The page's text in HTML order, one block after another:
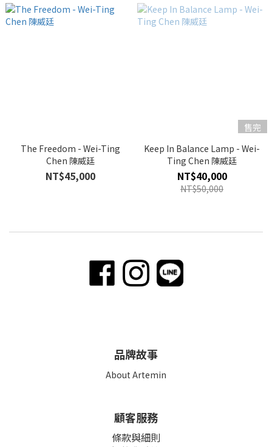
The Freedom - Wei-Ting
Chen 陳威廷
NT$45,000
售完
Keep In Balance Lamp - Wei-
Ting Chen 陳威廷
NT$40,000
NT$50,000
品牌故事
About Artemin
顧客服務
條款與細則